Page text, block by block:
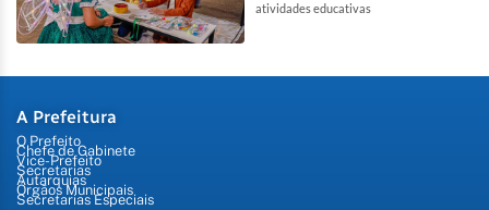
atividades educativas
A Prefeitura
O Prefeito
Chefe de Gabinete
Vice-Prefeito
Secretarias
Autarquias
Órgãos Municipais
Secretarias Especiais